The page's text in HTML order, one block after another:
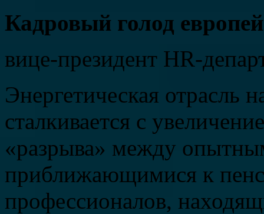
Кадровый голод
вице-президент HR-
Энергетическая отрасль
сталкивается с
«разрыва» между
приближающимися к
профессионалов,